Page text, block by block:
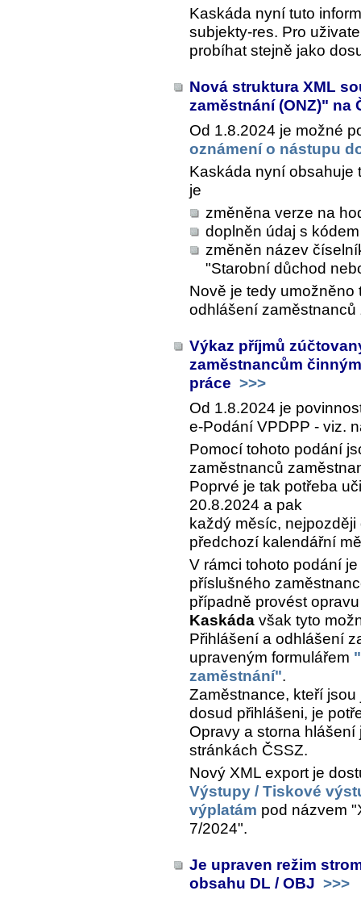
Kaskáda nyní tuto
subjekty-res. Pro
probíhat stejně jako
Nová struktura XML
zaměstnání (ONZ)" na
Od 1.8.2024 je možné
oznámení o nástupu
Kaskáda nyní obsahuje
je
změněna verze na
doplněn údaj s
změněn název
"Starobní důchod
Nově je tedy umožněno
odhlášení zaměstnanců
Výkaz příjmů
zaměstnancům
práce >>>
Od 1.8.2024 je
e-Podání VPDPP - viz.
Pomocí tohoto podání
zaměstnanců
Poprvé je tak potřeba
20.8.2024 a pak
každý měsíc,
předchozí kalendářní
V rámci tohoto podání
příslušného
případně provést
Kaskáda však tyto
Přihlášení a odhlášení
upraveným formulářem
zaměstnání".
Zaměstnance, kteří
dosud přihlášeni, je
Opravy a storna
stránkách ČSSZ.
Nový XML export je
Výstupy / Tiskové
výplatám pod názvem
7/2024".
Je upraven režim
obsahu DL / OBJ >>>